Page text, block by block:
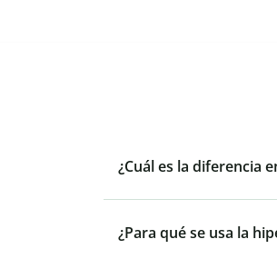
¿Cuál es la diferencia
¿Para qué se usa la